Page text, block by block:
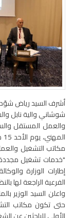
أشرف السيد رياض شوّد
شوشاني والية نابل
والعمل المستقل
مكاتب التشغيل
"خدمات تشغيل مجددة
إطارات الوزارة
الفرعية الراجعة لها
واعلن السيد الوزير
حتى تكون مكاتب